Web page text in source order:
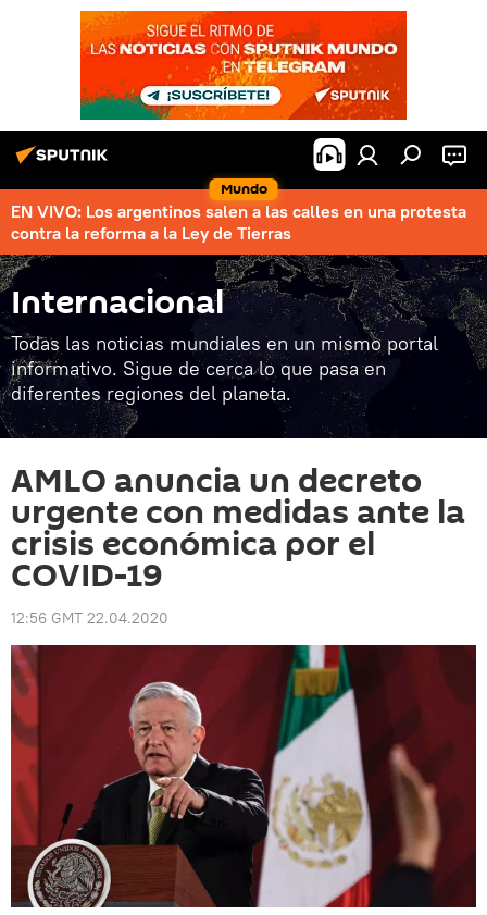
Mundo
EN VIVO: Los argentinos salen a las calles en una protesta
contra la reforma a la Ley de Tierras
Internacional
Todas las noticias mundiales en un mismo portal
informativo. Sigue de cerca lo que pasa en
diferentes regiones del planeta.
AMLO anuncia un decreto
urgente con medidas ante la
crisis económica por el
COVID-19
12:56 GMT 22.04.2020